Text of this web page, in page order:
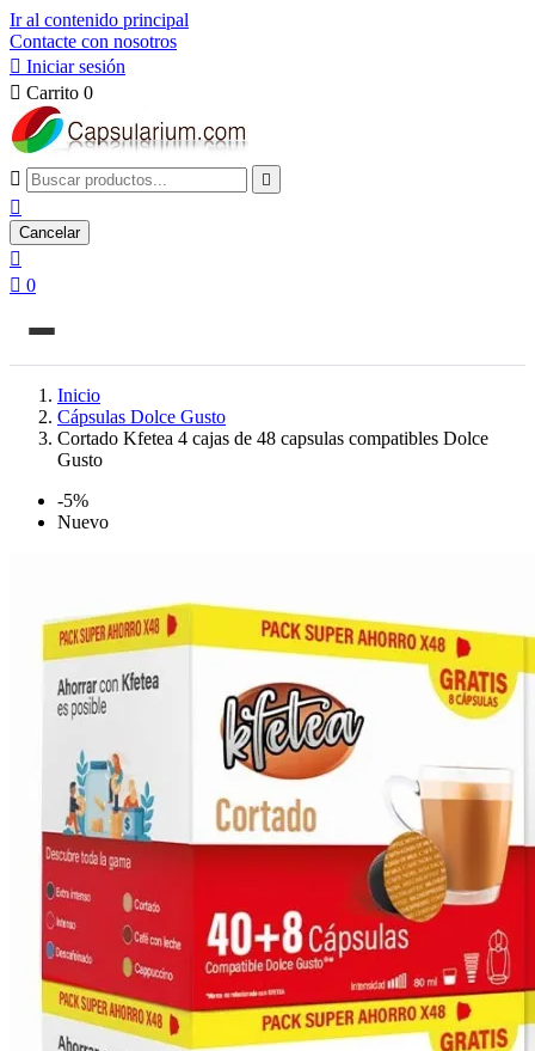
Ir al contenido principal
Contacte con nosotros
 Iniciar sesión
 Carrito 0
 

Cancelar

 0
Inicio
Cápsulas Dolce Gusto
Cortado Kfetea 4 cajas de 48 capsulas compatibles Dolce
Gusto
-5%
Nuevo